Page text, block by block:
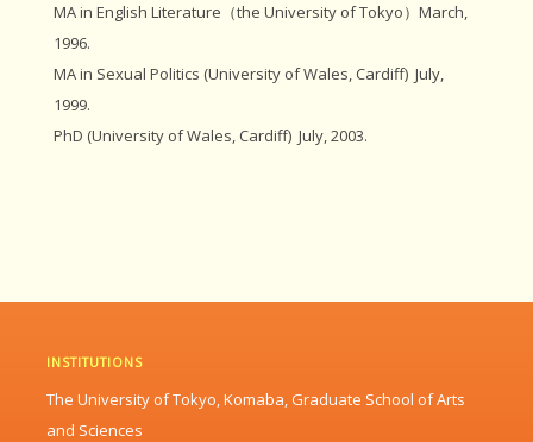
MA in English Literature（the University of Tokyo）March,
1996.
MA in Sexual Politics (University of Wales, Cardiff) July,
1999.
PhD (University of Wales, Cardiff) July, 2003.
INSTITUTIONS
The University of Tokyo, Komaba, Graduate School of Arts
and Sciences